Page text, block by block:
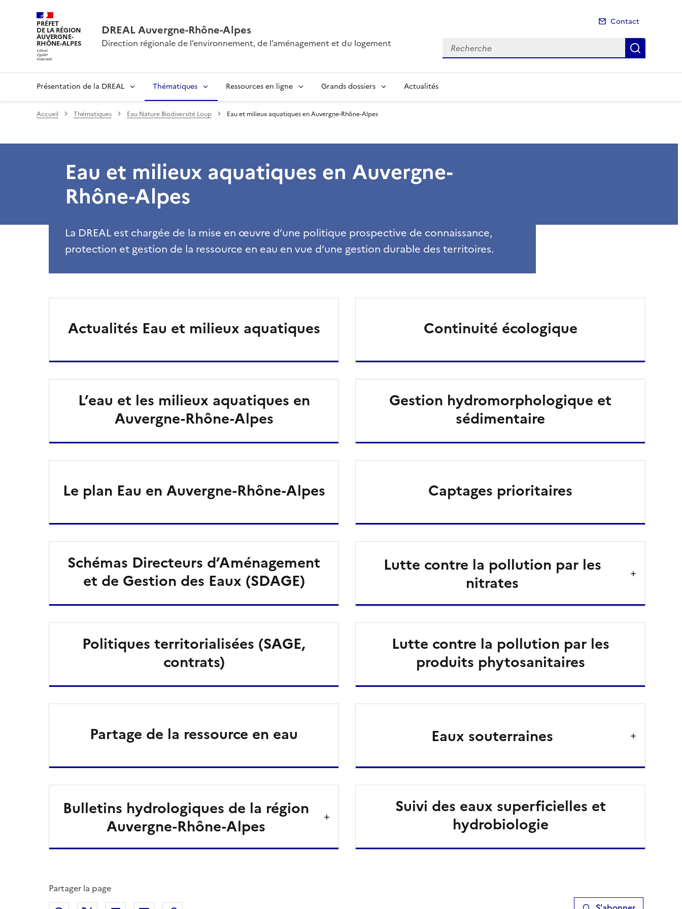
PRÉFET
DE LA RÉGION
AUVERGNE-
RHÔNE-ALPES
DREAL Auvergne-Rhône-Alpes
Direction régionale de l’environnement, de l’aménagement et du logement
Contact
Recherche
Présentation de la DREAL Thématiques Ressources en ligne Grands dossiers Actualités
Accueil Thématiques Eau Nature Biodiversité Loup Eau et milieux aquatiques en Auvergne-Rhône-Alpes
Eau et milieux aquatiques en Auvergne-
Rhône-Alpes
La DREAL est chargée de la mise en œuvre d’une politique prospective de connaissance,
protection et gestion de la ressource en eau en vue d’une gestion durable des territoires.
Actualités Eau et milieux aquatiques
L’eau et les milieux aquatiques en
Auvergne-Rhône-Alpes
Le plan Eau en Auvergne-Rhône-Alpes
Schémas Directeurs d’Aménagement
et de Gestion des Eaux (SDAGE)
Politiques territorialisées (SAGE,
contrats)
Partage de la ressource en eau
Bulletins hydrologiques de la région
Auvergne-Rhône-Alpes
Continuité écologique
Gestion hydromorphologique et
sédimentaire
Captages prioritaires
Lutte contre la pollution par les
nitrates
Lutte contre la pollution par les
produits phytosanitaires
Eaux souterraines
Suivi des eaux superficielles et
hydrobiologie
Partager la page